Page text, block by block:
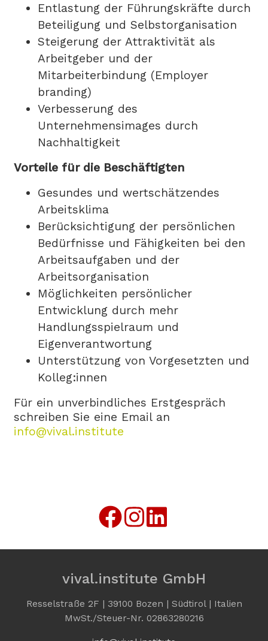
Entlastung der Führungskräfte durch
Beteiligung und Selbstorganisation
Steigerung der Attraktivität als
Arbeitgeber und der
Mitarbeiterbindung (Employer
branding)
Verbesserung des
Unternehmensimages durch
Nachhaltigkeit
Vorteile für die Beschäftigten
Gesundes und wertschätzendes
Arbeitsklima
Berücksichtigung der persönlichen
Bedürfnisse und Fähigkeiten bei den
Arbeitsaufgaben und der
Arbeitsorganisation
Möglichkeiten persönlicher
Entwicklung durch mehr
Handlungsspielraum und
Eigenverantwortung
Unterstützung von Vorgesetzten und
Kolleg:innen
Für ein unverbindliches Erstgespräch
schreiben Sie eine Email an
info@vival.institute
vival.institute GmbH
Resselstraße 2F | 39100 Bozen | Südtirol | Italien
MwSt./Steuer-Nr. 02863280216